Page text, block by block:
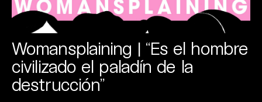
Womansplaining | “Es el hombre
civilizado el paladín de la
destrucción”